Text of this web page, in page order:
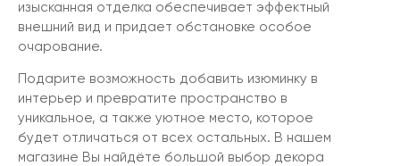
изысканная отделка обеспечивает эффектный
внешний вид и придает обстановке особое
очарование.
Подарите возможность добавить изюминку в
интерьер и превратите пространство в
уникальное, а также уютное место, которое
будет отличаться от всех остальных. В нашем
магазине Вы найдёте большой выбор декора